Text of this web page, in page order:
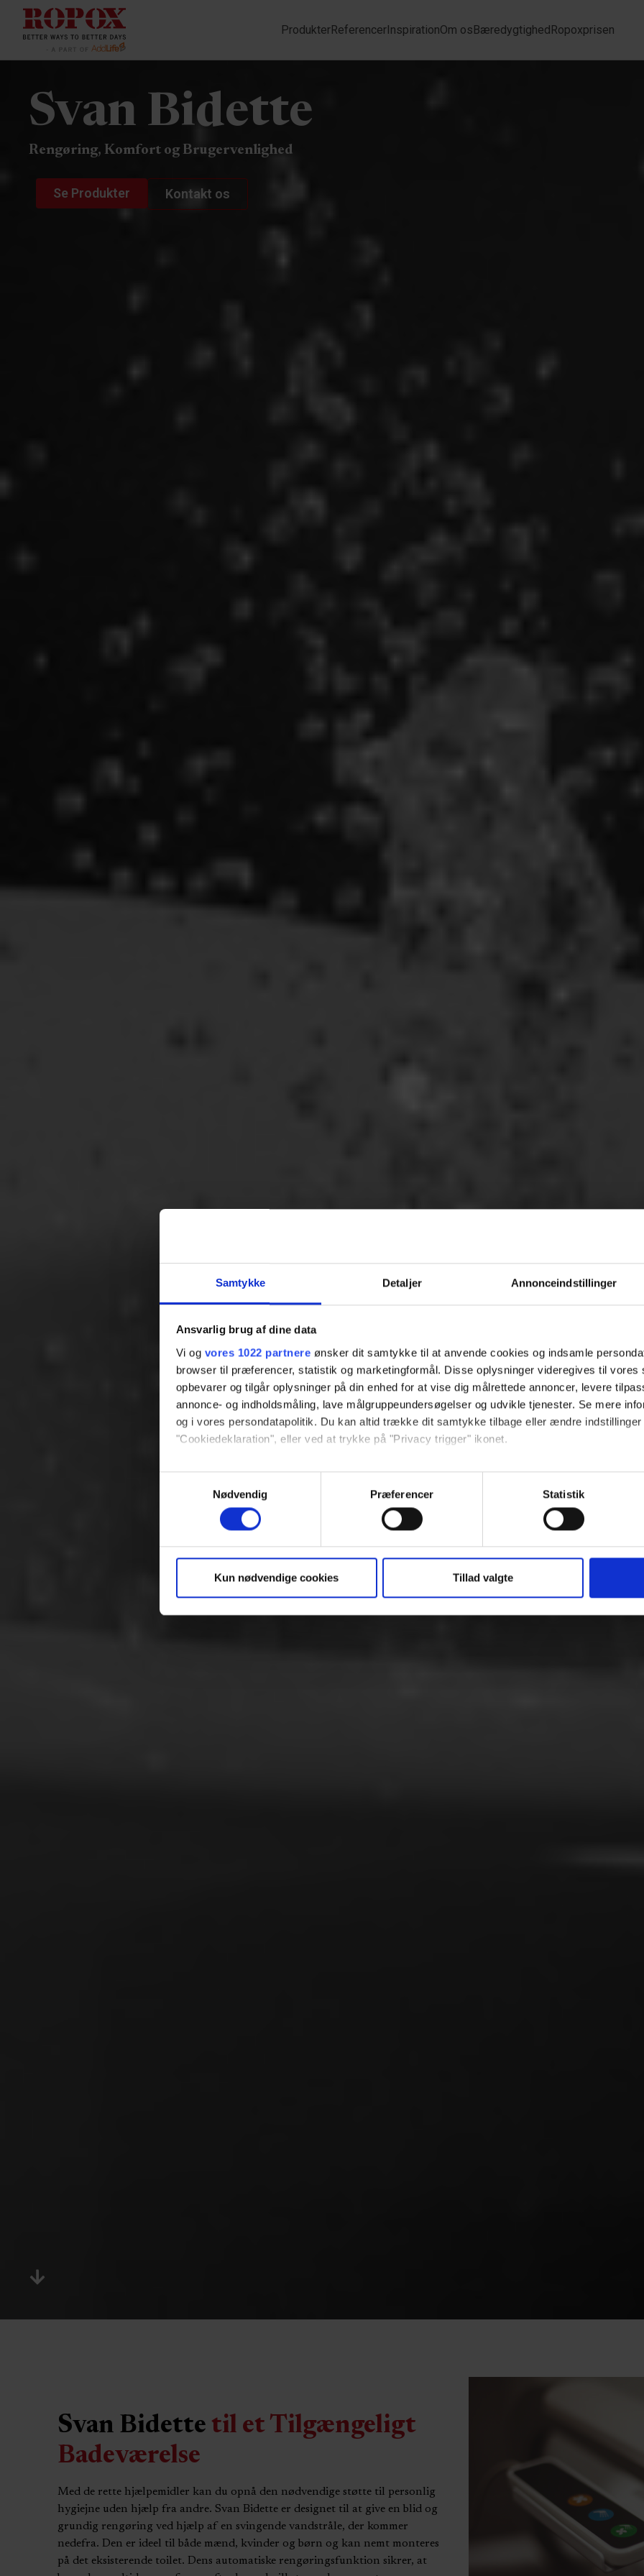
Samtykke Detaljer Annonceindstillinger
Ansvarlig brug af dine data
Vi og vores 1022 partnere ønsker dit samtykke til at anvende cookies og indsamle
browser til præferencer, statistik og marketingformål. Disse oplysninger videregives til vores
opbevarer og tilgår oplysninger på din enhed for at vise dig målrettede annoncer, levere
annonce- og indholdsmåling, lave målgruppeundersøgelser og udvikle tjenester. Se mere
og i vores persondatapolitik. Du kan altid trække dit samtykke tilbage eller ændre
"Cookiedeklaration", eller ved at trykke på "Privacy trigger" ikonet.
Hvis du tillader det, vil vi også gerne:
Indsamle præcise oplysninger om din placering, der kan være nøjagtig inden for få
Identificere din enhed baseret på en scanning af dens unikke karakteristika
Dine valg anvendes på hele websitet.
Vi bruger cookies til at tilpasse vores indhold og annoncer, til at vise dig funktioner til sociale
vores trafik. Vi deler også oplysninger om din brug af vores hjemmeside med vores partnere
annonceringspartnere og analysepartnere. Vores partnere kan kombinere disse data med
dem, eller som de har indsamlet fra din brug af deres tjenester.
Nødvendig
Præferencer Statistik
Kun nødvendige cookies Tillad valgte
ProdukterReferencerInspirationOm osBæredygtighedRopoxprisen
Svan Bidette
Rengøring, Komfort og Brugervenlighed
Se Produkter Kontakt os
Svan Bidette til et Tilgængeligt
Badeværelse
Med de rette hjælpemidler kan du opnå den nødvendige støtte til personlig
hygiejne uden hjælp fra andre. Svan Bidette er designet til at give en blid og
grundig rengøring ved hjælp af en svingende vandstråle, der kommer
nedefra. Den er ideel til både mænd, kvinder og børn og kan nemt monteres
på det eksisterende toilet. Dens automatiske rengøringsfunktion sikrer, at